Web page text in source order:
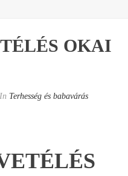
OKAI
In Terhesség és babavárás